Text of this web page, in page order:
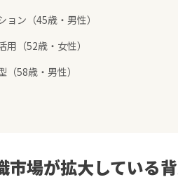
ン（45歳・男性）
（52歳・女性）
58歳・男性）
市場が拡大している